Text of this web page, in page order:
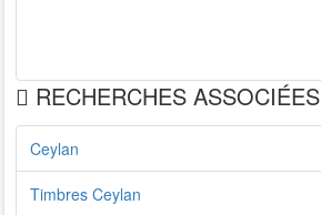
RECHERCHES ASSOCIÉES
Ceylan
Timbres Ceylan